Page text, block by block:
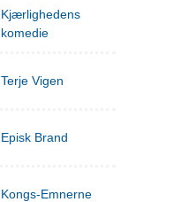
Kjærlighedens
komedie
Terje Vigen
Episk Brand
Kongs-Emnerne